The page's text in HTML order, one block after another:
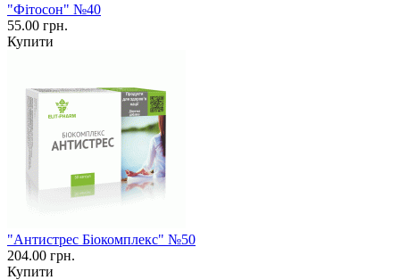
"Фітосон" №40
55.00 грн.
Купити
"Антистрес Біокомплекс" №50
204.00 грн.
Купити